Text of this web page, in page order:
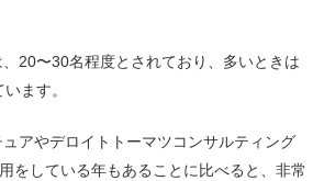
20〜30名程度とされており、多いときは
ます。
アやデロイトトーマツコンサルティング
をしている年もあることに比べると、非常